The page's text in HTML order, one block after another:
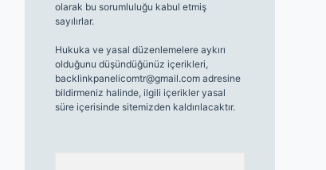
olarak bu sorumluluğu kabul etmiş
sayılırlar.
Hukuka ve yasal düzenlemelere aykırı
olduğunu düşündüğünüz içerikleri,
backlinkpanelicomtr@gmail.comadresine
bildirmeniz halinde, ilgili içerikler yasal
süre içerisinde sitemizden kaldırılacaktır.